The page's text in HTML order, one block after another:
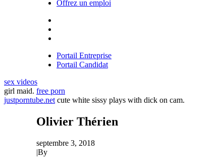
Offrez un emploi
Portail Entreprise
Portail Candidat
sex videos
girl maid. free porn
justporntube.net cute white sissy plays with dick on cam.
Olivier Thérien
septembre 3, 2018
|By